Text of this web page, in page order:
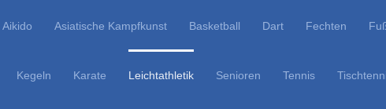
Aikido Asiatische Kampfkunst Basketball Dart Fechten
Kegeln Karate Leichtathletik Senioren Tennis